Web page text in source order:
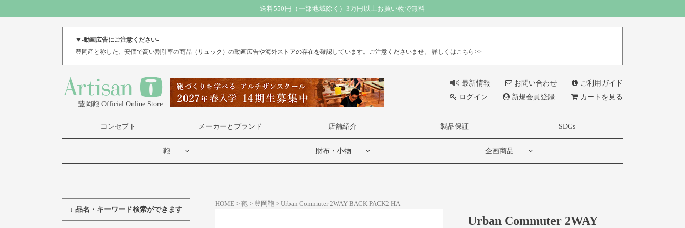
送料550円（一部地域除く）3万円以上お買い物で無料
▼-動画広告にご注意ください-
豊岡産と称した、安価で高い割引率の商品（リュック）の動画広告や海外ストアの存在を確認しています。ご注意くださいませ。 詳しくはこちら>>
豊岡鞄 Official Online Store
最新情報 お問い合わせ
ご利用ガイド
ログイン
新規会員登録 カートを見る
コンセプト メーカーとブランド 店舗紹介 製品保証 SDGs
鞄 財布・小物 企画商品
HOME 鞄 豊岡鞄 Urban Commuter 2WAY BACK PACK2 HA
Urban Commuter 2WAY
↓ 品名・キーワード検索ができます